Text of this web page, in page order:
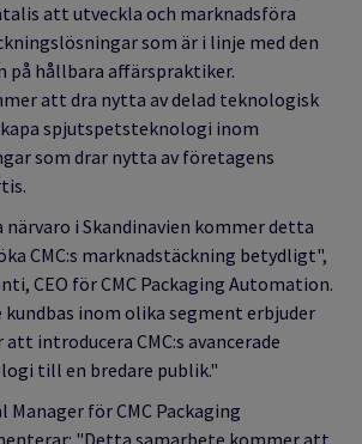
att utveckla och marknadsföra
som är i linje med den
på hållbara affärspraktiker.
att dra nytta av delad teknologisk
spjutspetsteknologi inom
som drar nytta av företagens
i Skandinavien kommer detta
CMC:s marknadstäckning betydligt",
CEO för CMC Packaging Automation.
inom olika segment erbjuder
introducera CMC:s avancerade
till en bredare publik."
Manager för CMC Packaging